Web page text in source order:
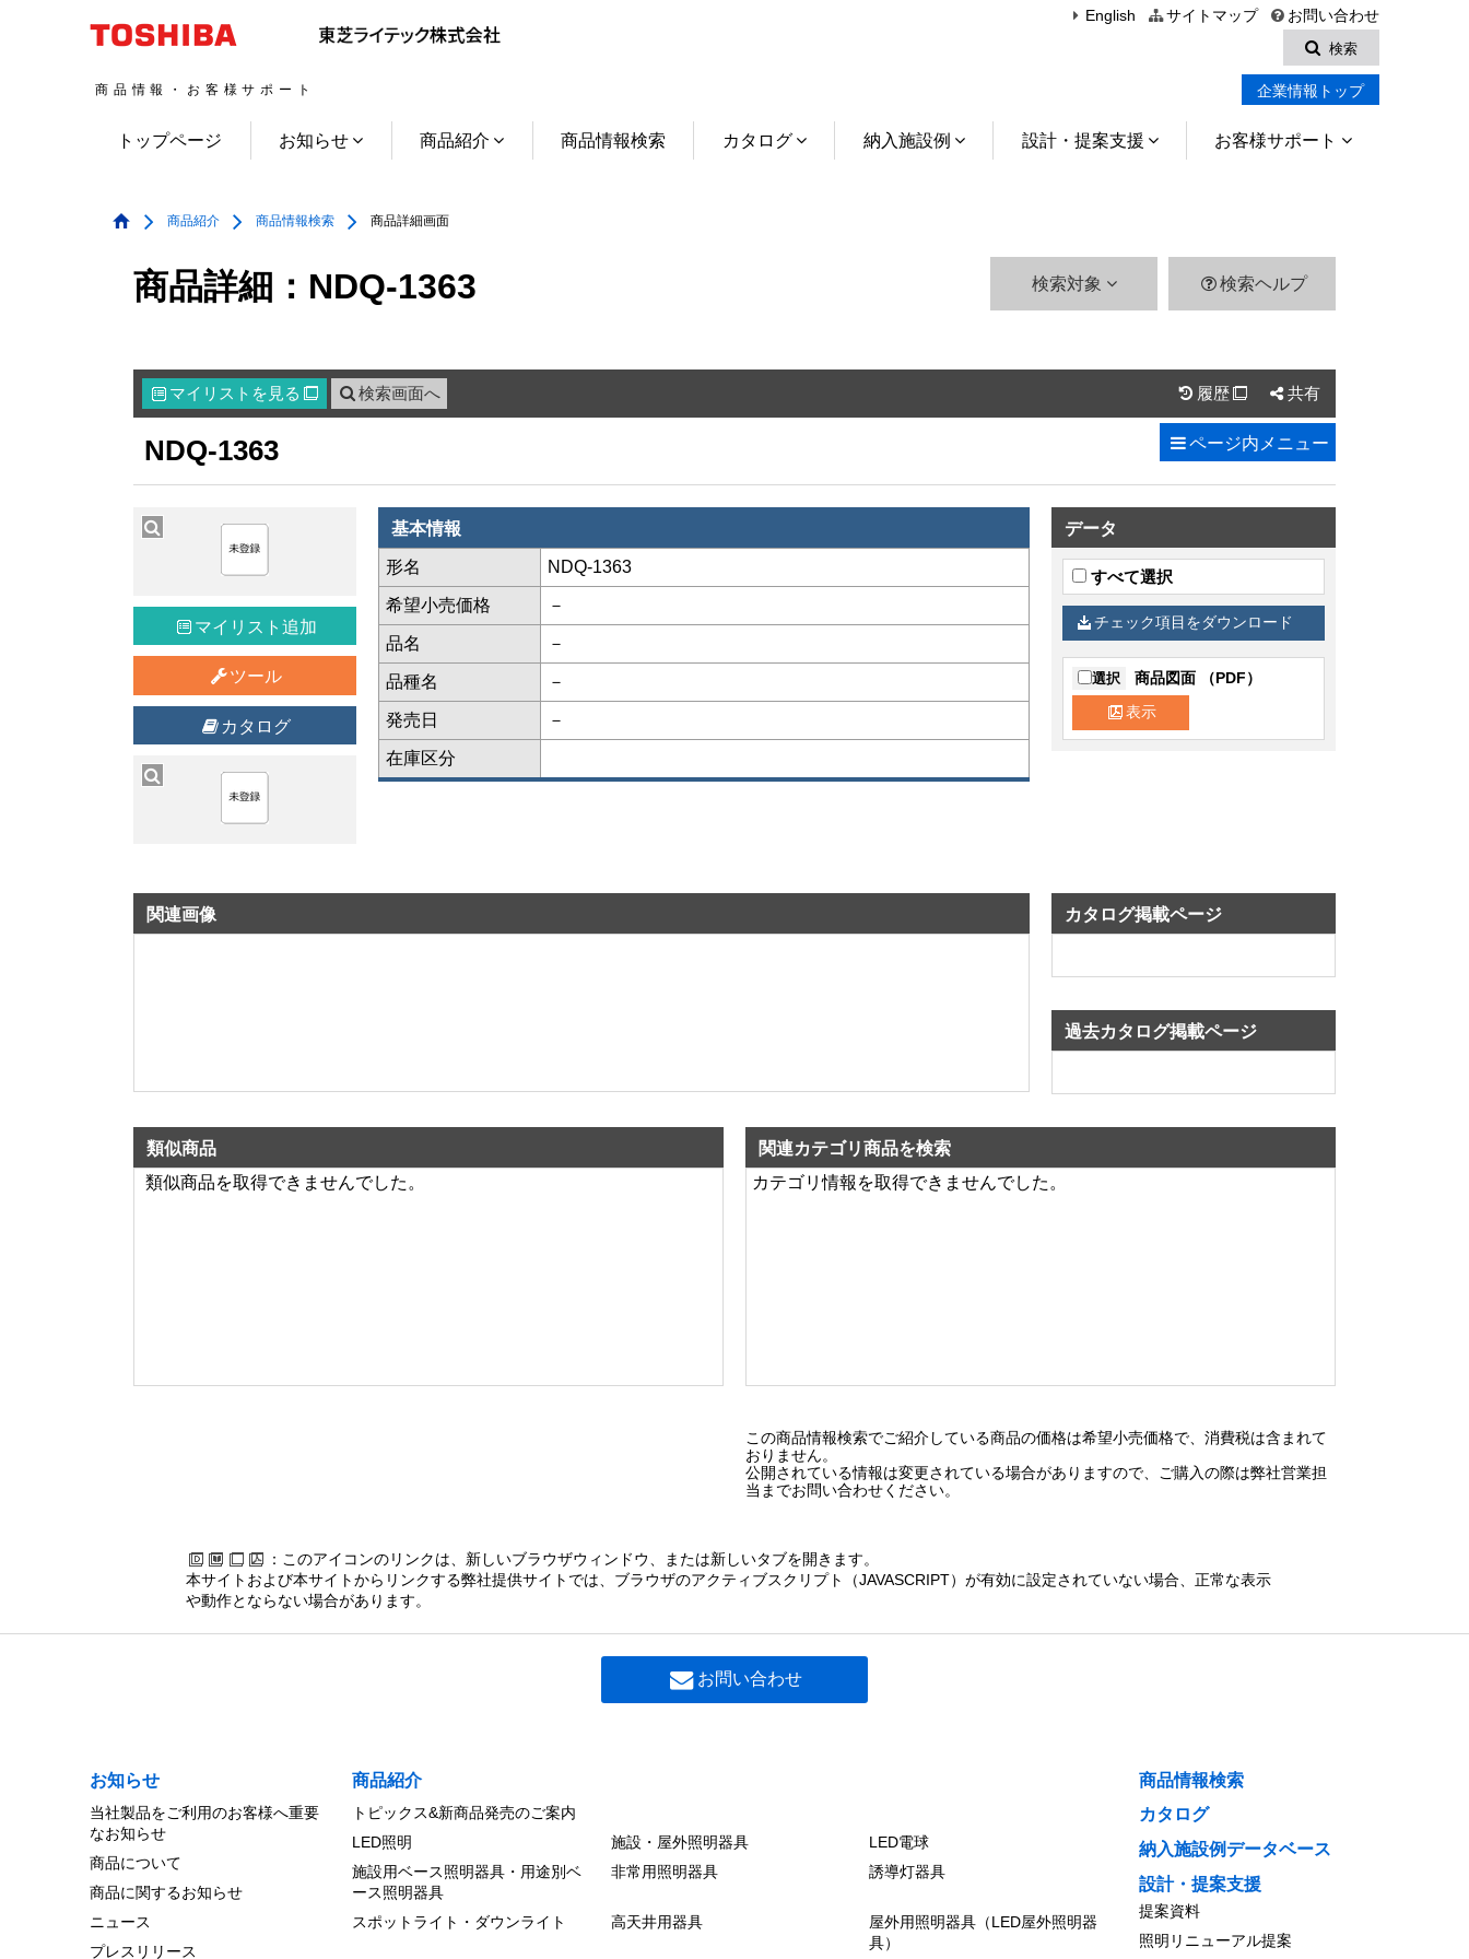
English サイトマップ
お問い合わせ
検索
商品情報・お客様サポート 企業情報トップ
トップページ お知らせ 商品紹介 商品情報検索 カタログ 納入施設例 設計・提案支援 お客様サポート
商品紹介 商品情報検索 商品詳細画面
商品詳細：NDQ-1363 検索対象 検索ヘルプ
マイリスト を見る  検索画面へ 履歴  共有
NDQ-1363 ページ内 メニュー
マイリスト追加
ツール
カタログ
基本情報
形名 NDQ-1363
希望小売価格 －
品名 －
品種名 －
発売日 －
在庫区分
データ
すべて選択
チェック項目をダウンロード
選択 商品図面 （PDF）
表示
関連画像 カタログ掲載ページ
過去カタログ掲載ページ
類似商品
類似商品を取得できませんでした。
関連カテゴリ商品を検索
カテゴリ情報を取得できませんでした。
この商品情報検索でご紹介している商品の価格は希望小売価格で、消費税は含まれて
おりません。
公開されている情報は変更されている場合がありますので、ご購入の際は弊社営業担
当までお問い合わせください。
：このアイコンのリンクは、新しいブラウザウィンドウ、または新しいタブを開きます。
本サイトおよび本サイトからリンクする弊社提供サイトでは、ブラウザのアクティブスクリプト（JAVASCRIPT）が有効に設定されていない場合、正常な表示
や動作とならない場合があります。
お問い合わせ
お知らせ
当社製品をご利用のお客様へ重要
なお知らせ
商品について
商品に関するお知らせ
ニュース
プレスリリース
商品紹介
トピックス&新商品発売のご案内
LED照明
施設・屋外照明器具
LED電球
施設用ベース照明器具・用途別ベ
ース照明器具
非常用照明器具 誘導灯器具
スポットライト・ダウンライト 高天井用器具
屋外用照明器具（LED屋外照明器
具）
商品情報検索
カタログ
納入施設例データベース
設計・提案支援
提案資料
照明リニューアル提案